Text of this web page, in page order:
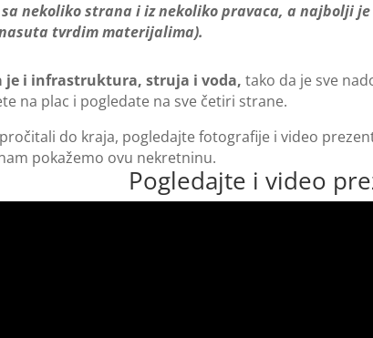
sa nekoliko strana i iz nekoliko pravaca, a najbolji
tvrdim materijalima).
je i infrastruktura, struja i voda, tako da je sve
na plac i pogledate na sve četiri strane.
do kraja, pogledajte fotografije i video
pokažemo ovu nekretninu.
Pogledajte i video